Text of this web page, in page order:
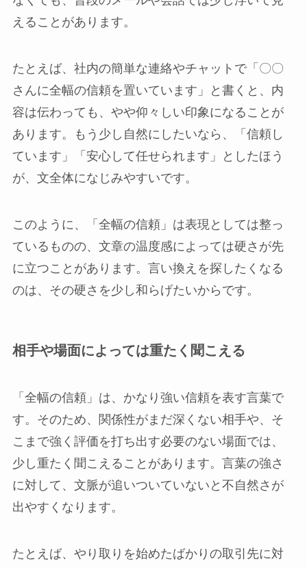
えることがあります。
たとえば、社内の簡単な連絡やチャットで「〇〇
さんに全幅の信頼を置いています」と書くと、内
容は伝わっても、やや仰々しい印象になることが
あります。もう少し自然にしたいなら、「信頼し
ています」「安心して任せられます」としたほう
が、文全体になじみやすいです。
このように、「全幅の信頼」は表現としては整っ
ているものの、文章の温度感によっては硬さが先
に立つことがあります。言い換えを探したくなる
のは、その硬さを少し和らげたいからです。
相手や場面によっては重たく聞こえる
「全幅の信頼」は、かなり強い信頼を表す言葉で
す。そのため、関係性がまだ深くない相手や、そ
こまで強く評価を打ち出す必要のない場面では、
少し重たく聞こえることがあります。言葉の強さ
に対して、文脈が追いついていないと不自然さが
出やすくなります。
たとえば、やり取りを始めたばかりの取引先に対